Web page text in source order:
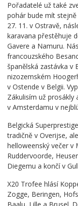
Pořadatelé už také
pohár bude mít
27. 11. v Ostravě,
karavana přestěhuje
Gavere a Namuru.
francouzského
španělská zastávka v
nizozemském
v Ostende v Belgii.
Zákulisím už prosákly
v Amsterdamu v
Belgická
tradičně v Overijse,
helloweenský večer v
Ruddervoorde,
Diegemu a končí v
X20 Trofee hlásí
Zogge, Beringen,